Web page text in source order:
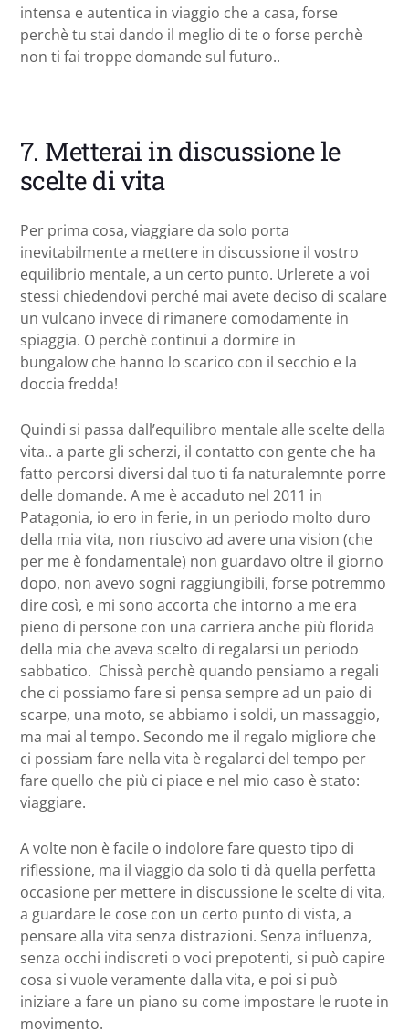
intensa e autentica in viaggio che a casa, forse
perchè tu stai dando il meglio di te o forse perchè
non ti fai troppe domande sul futuro..
7. Metterai in discussione le
scelte di vita
Per prima cosa, viaggiare da solo porta
inevitabilmente a mettere in discussione il vostro
equilibrio mentale, a un certo punto. Urlerete a voi
stessi chiedendovi perché mai avete deciso di scalare
un vulcano invece di rimanere comodamente in
spiaggia. O perchè continui a dormire in
bungalow che hanno lo scarico con il secchio e la
doccia fredda!
Quindi si passa dall’equilibro mentale alle scelte della
vita.. a parte gli scherzi, il contatto con gente che ha
fatto percorsi diversi dal tuo ti fa naturalemnte porre
delle domande. A me è accaduto nel 2011 in
Patagonia, io ero in ferie, in un periodo molto duro
della mia vita, non riuscivo ad avere una vision (che
per me è fondamentale) non guardavo oltre il giorno
dopo, non avevo sogni raggiungibili, forse potremmo
dire così, e mi sono accorta che intorno a me era
pieno di persone con una carriera anche più florida
della mia che aveva scelto di regalarsi un periodo
sabbatico. Chissà perchè quando pensiamo a regali
che ci possiamo fare si pensa sempre ad un paio di
scarpe, una moto, se abbiamo i soldi, un massaggio,
ma mai al tempo. Secondo me il regalo migliore che
ci possiam fare nella vita è regalarci del tempo per
fare quello che più ci piace e nel mio caso è stato:
viaggiare.
A volte non è facile o indolore fare questo tipo di
riflessione, ma il viaggio da solo ti dà quella perfetta
occasione per mettere in discussione le scelte di vita,
a guardare le cose con un certo punto di vista, a
pensare alla vita senza distrazioni. Senza influenza,
senza occhi indiscreti o voci prepotenti, si può capire
cosa si vuole veramente dalla vita, e poi si può
iniziare a fare un piano su come impostare le ruote in
movimento.